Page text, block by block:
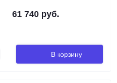
61 740 руб.
В корзину